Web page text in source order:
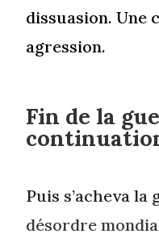
dissuasion. Une
agression.
Fin de la
Puis s’acheva
désordre